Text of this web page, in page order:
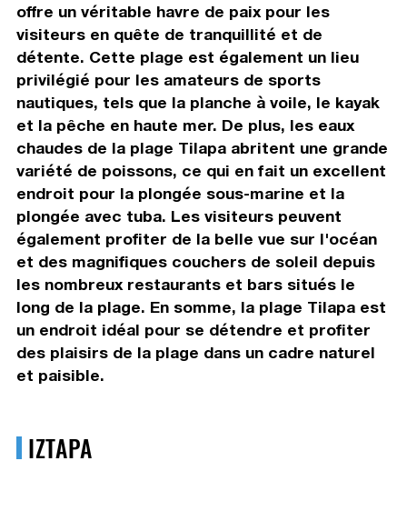
offre un véritable havre de paix pour les
visiteurs en quête de tranquillité et de
détente. Cette plage est également un lieu
privilégié pour les amateurs de sports
nautiques, tels que la planche à voile, le kayak
et la pêche en haute mer. De plus, les eaux
chaudes de la plage Tilapa abritent une grande
variété de poissons, ce qui en fait un excellent
endroit pour la plongée sous-marine et la
plongée avec tuba. Les visiteurs peuvent
également profiter de la belle vue sur l'océan
et des magnifiques couchers de soleil depuis
les nombreux restaurants et bars situés le
long de la plage. En somme, la plage Tilapa est
un endroit idéal pour se détendre et profiter
des plaisirs de la plage dans un cadre naturel
et paisible.
IZTAPA